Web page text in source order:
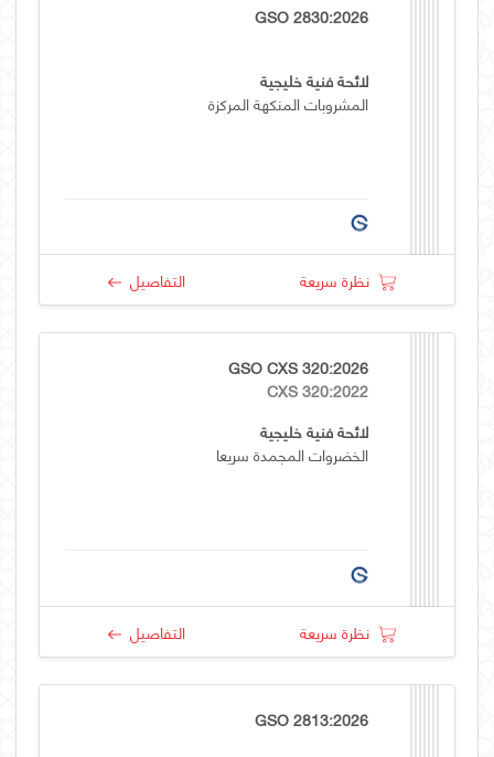
GSO 2830:2026
لائحة فنية خليجية
المشروبات المنكهة المركزة
نظرة سريعة التفاصيل
GSO CXS 320:2026
CXS 320:2022
لائحة فنية خليجية
الخضروات المجمدة سريعا
نظرة سريعة التفاصيل
GSO 2813:2026